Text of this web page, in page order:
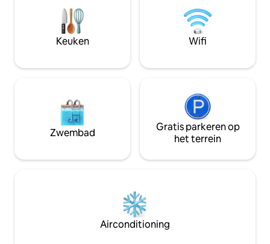
uitzicht op de stad vanuit het gedeelde
bubbelbad op het dak. Perfect voor
stellen die op zoek zijn naar een
de stad vanuit
op het dak.
zoek zijn naar
Keuken Wifi
Zwembad
Gratis parkeren op
het terrein
Airconditioning